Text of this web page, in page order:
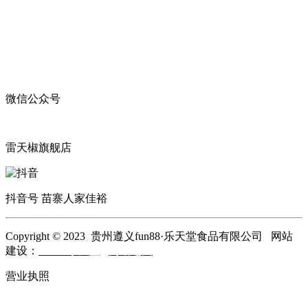
微信公众号
雷天椒旗舰店
抖音号 苗寨人家佳裕
Copyright © 2023 贵州遵义fun88·乐天堂食品有限公司 网站
建设：
营业执照